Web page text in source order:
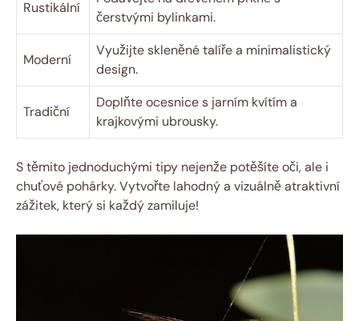
Rustikální
čerstvými​ bylinkami.
Moderní
Využijte skleněné‍ talíře a minimalistický
design.
Tradiční
Doplňte ocesnice⁢ s jarním kvítím a
krajkovými ubrousky.
S těmito jednoduchými tipy ‍nejenže potěšíte oči, ale i
chuťové pohárky. Vytvořte ⁢lahodný a vizuálně atraktivní
zážitek, který si⁢ každý zamiluje!